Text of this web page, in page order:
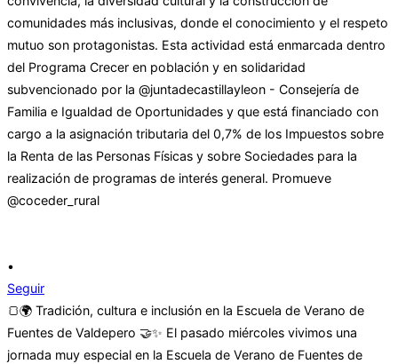
•
Seguir
🍞🌍 Tradición, cultura e inclusión en la Escuela de Verano de
Fuentes de Valdepero 🤝✨ El pasado miércoles vivimos una
jornada muy especial en la Escuela de Verano de Fuentes de